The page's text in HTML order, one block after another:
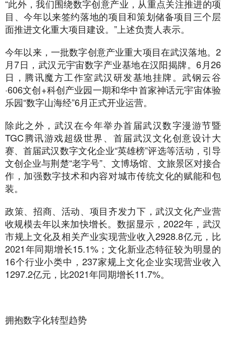
“此外，我们围绕数字创意产业，从重点关注推进的项
目、今年以来签约落地的项目和策划储备项目三个层
面推进文化重大项目建设。”上述负责人表示。
今年以来，一批数字创意产业重大项目在武汉落地。2
月7日，武汉元宇宙数字产业基地在汉阳揭牌。6月26
日，腾讯魔方工作室武汉研发基地挂牌。武钢云谷
·606文创+科创产业园一期和华中首家神话元宇宙体验
乐园“数字山海经”6月正式开业运营。
除此之外，武汉在今年举办首届武汉数字漫游节暨
TGC腾讯游戏超级世界、首届武汉文化创意设计大
赛、首届武汉数字文化企业“英雄榜”评选等活动，引导
文创企业与荆楚“老字号”、文博场馆、文旅景区对接合
作，加强数字技术和内容对城市传统文化的赋能和包
装。
政策、招商、活动、项目齐发力下，武汉文化产业营
收规模去年以来加快增长。数据显示，2022年，武汉
市规上文化及相关产业实现营业收入2928.8亿元，比
2021年同期增长15.1%；文化新业态特征较为明显的
16个行业小类中，237家规上文化企业实现营业收入
1297.2亿元，比2021年同期增长11.7%。
拥抱数字化转型趋势